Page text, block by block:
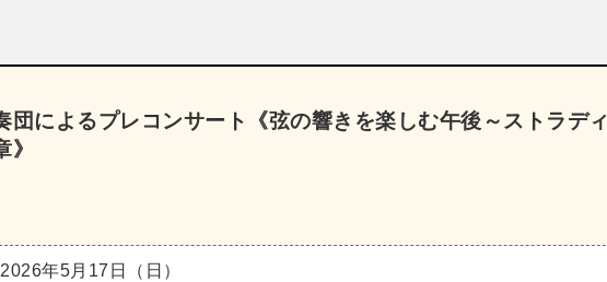
団によるプレコンサート《弦の響きを楽しむ午後～ストラディ
2026年5月17日（日）